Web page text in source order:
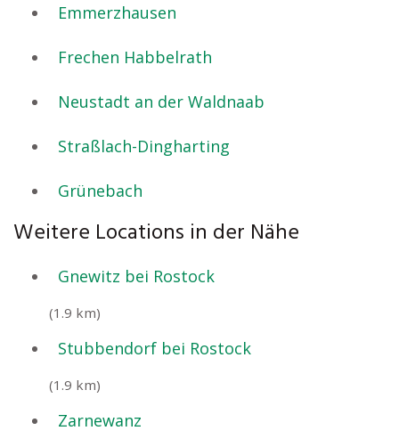
Emmerzhausen
Frechen Habbelrath
Neustadt an der Waldnaab
Straßlach-Dingharting
Grünebach
Weitere Locations in der Nähe
Gnewitz bei Rostock
(1.9 km)
Stubbendorf bei Rostock
(1.9 km)
Zarnewanz